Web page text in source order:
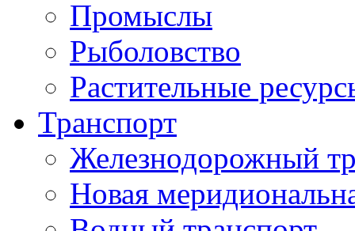
Промыслы
Рыболовство
Растительные
Транспорт
Железнодорожный
Новая